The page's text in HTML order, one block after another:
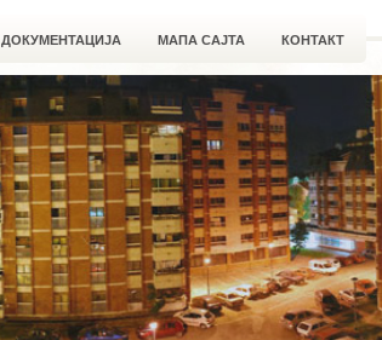
ДОКУМЕНТАЦИЈА МАПА САЈТА КОНТАКТ